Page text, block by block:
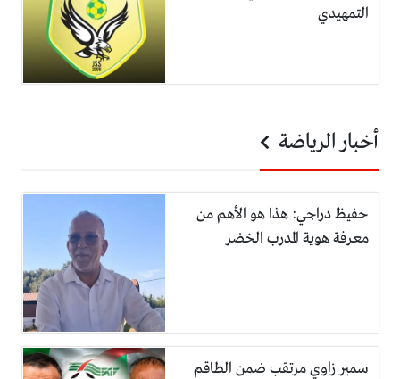
التمهيدي
أخبار الرياضة
حفيظ دراجي: هذا هو الأهم من
معرفة هوية المدرب الخضر
سمير زاوي مرتقب ضمن الطاقم